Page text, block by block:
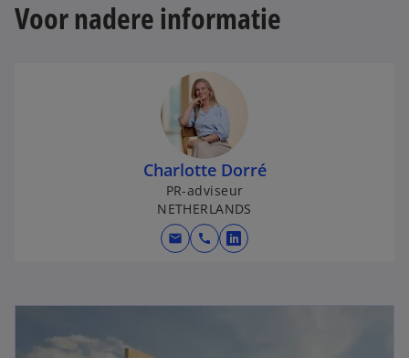
Voor nadere informatie
Charlotte Dorré
PR-adviseur
NETHERLANDS
mail call
o